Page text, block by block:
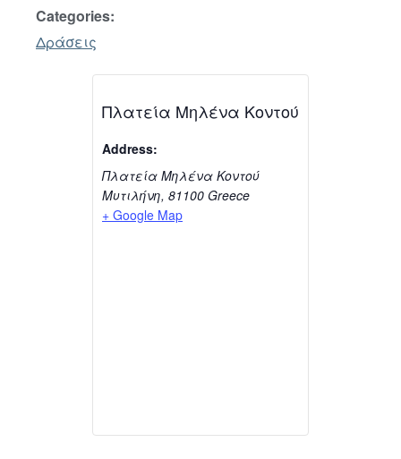
Categories:
Δράσεις
Πλατεία Μηλένα Κοντού
Address:
Πλατεία Μηλένα Κοντού
Μυτιλήνη, 81100 Greece
+ Google Map